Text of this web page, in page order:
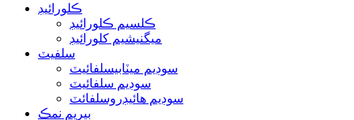
ڪلورائيڊ
ڪلسيم ڪلورائيڊ
ميگنيشيم کلورائيڊ
سلفيٽ
سوڊيم ميٽابيسلفائيٽ
سوڊيم سلفائيٽ
سوڊيم هائيڊروسلفائٽ
بيريم نمڪ